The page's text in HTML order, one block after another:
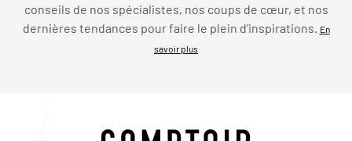
conseils de nos spécialistes, nos coups de cœur, et nos
dernières tendances pour faire le plein d’inspirations.
En
savoir plus